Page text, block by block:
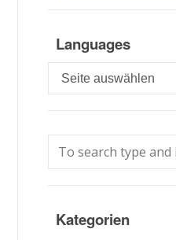
Languages
Languages
Kategorien